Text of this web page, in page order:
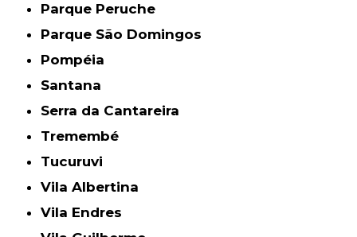
Parque Peruche
Parque São Domingos
Pompéia
Santana
Serra da Cantareira
Tremembé
Tucuruvi
Vila Albertina
Vila Endres